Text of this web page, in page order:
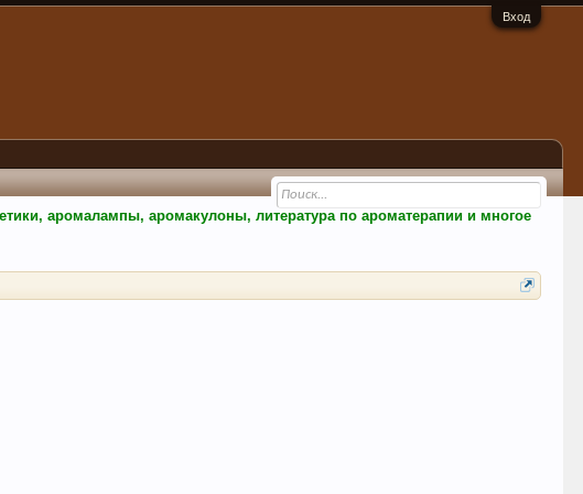
Вход
аромалампы, аромакулоны, литература по ароматерапии и многое